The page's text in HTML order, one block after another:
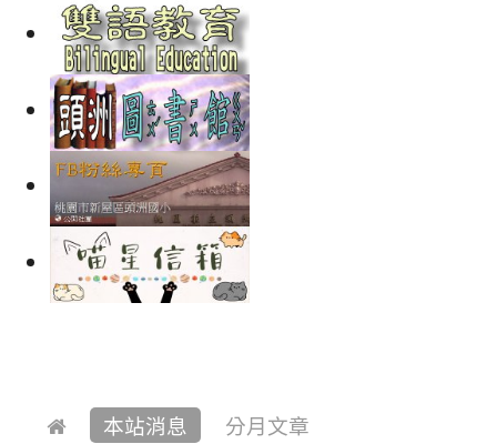
本站消息
分月文章